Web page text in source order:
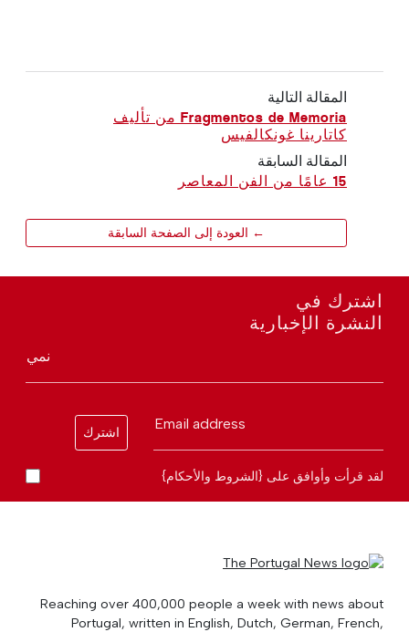
المقالة التالية
Fragmentos de Memoria من تأليف
كاتارينا غونكالفيس
المقالة السابقة
15 عامًا من الفن المعاصر
← العودة إلى الصفحة السابقة
اشترك في
النشرة الإخبارية
نمي
Email address
اشترك
لقد قرأت وأوافق على {الشروط والأحكام}
Reaching over 400,000 people a week with news about
Portugal, written in English, Dutch, German, French,